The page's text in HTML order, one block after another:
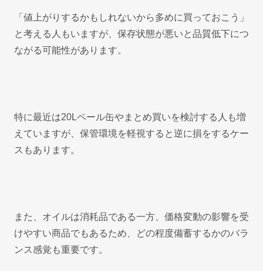
「値上がりするかもしれないから多めに買っておこう」
と考える人もいますが、保存状態が悪いと品質低下につ
ながる可能性があります。
特に最近は20Lペール缶やまとめ買いを検討する人も増
えていますが、保管環境を軽視すると逆に損をするケー
スもあります。
また、オイルは消耗品である一方、価格変動の影響を受
けやすい商品でもあるため、どの程度備蓄するかのバラ
ンス感覚も重要です。